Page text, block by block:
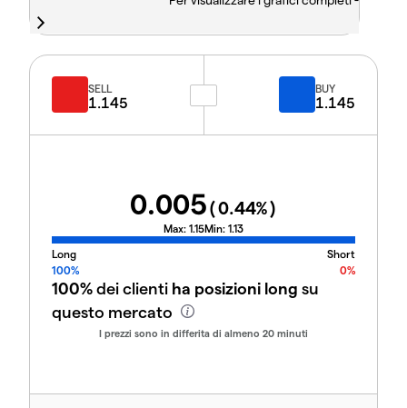
SELL
1.145
BUY
1.145
0.005(0.44%)
Max: 1.15Min: 1.13
Long
Short
100%
0%
100%dei clienti ha posizioni long su
questo mercato
I prezzi sono in differita di almeno 20 minuti